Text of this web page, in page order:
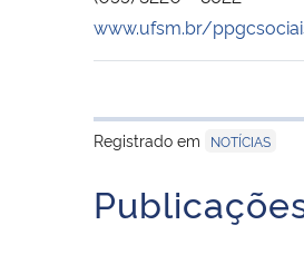
www.ufsm.br/
Registrado em
NOTÍCIAS